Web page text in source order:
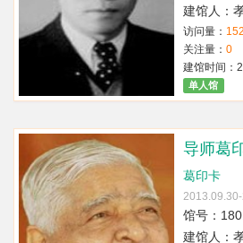
建馆人：
访问量：
关注量： 0
建馆时间：
单人馆
导师葛
葛印卡
馆号：
建馆人：